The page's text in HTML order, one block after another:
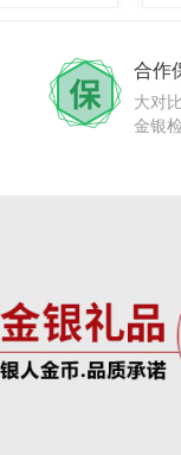
合作
大对
金银